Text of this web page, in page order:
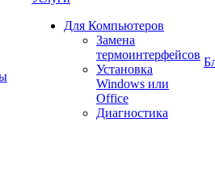
Для Компьютеров
Замена
термоинтерфейсов
Установка
Windows или
Office
Диагностика